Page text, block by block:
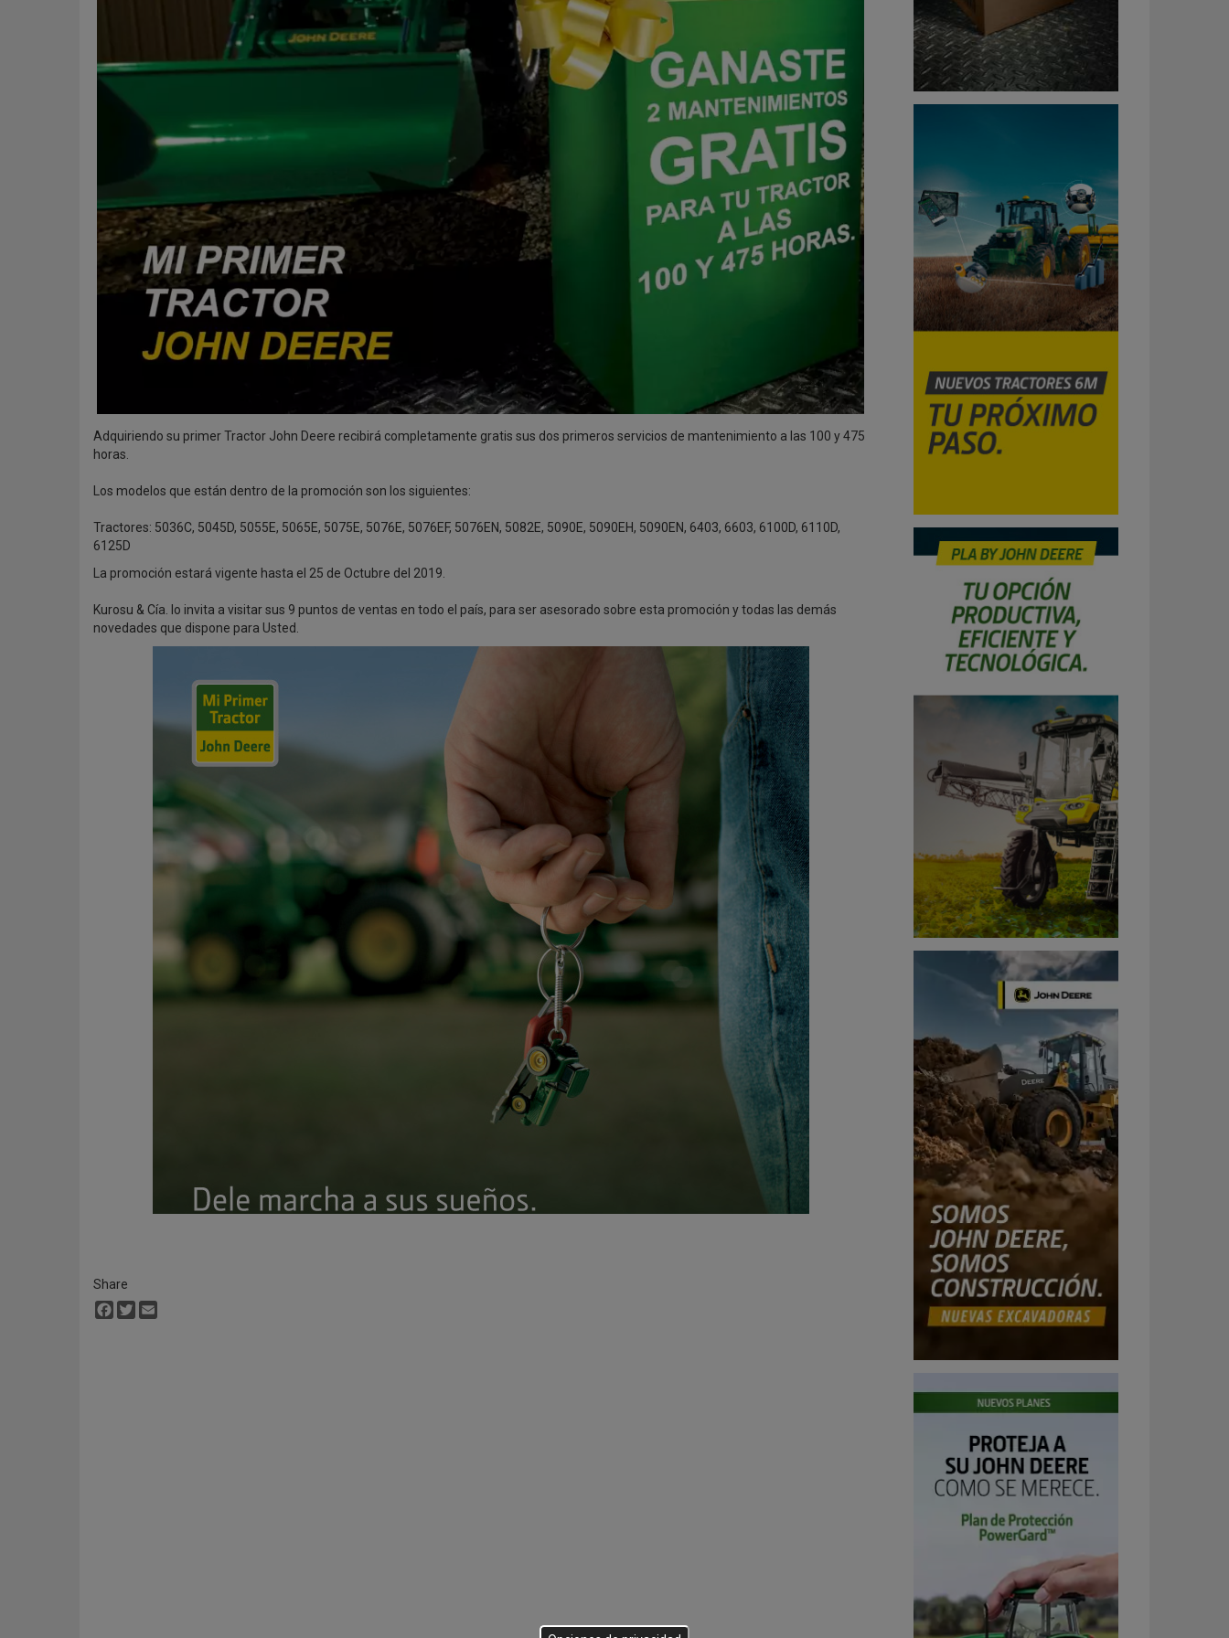
Adquiriendo su primer Tractor John Deere recibirá completamente gratis sus dos primeros servicios de mantenimiento a las 100 y 475
horas.
Los modelos que están dentro de la promoción son los siguientes:
Tractores: 5036C, 5045D, 5055E, 5065E, 5075E, 5076E, 5076EF, 5076EN, 5082E, 5090E, 5090EH, 5090EN, 6403, 6603, 6100D, 6110D,
6125D
La promoción estará vigente hasta el 25 de Octubre del 2019.
Kurosu & Cía. lo invita a visitar sus 9 puntos de ventas en todo el país, para ser asesorado sobre esta promoción y todas las demás
novedades que dispone para Usted.
Share
Facebook
Twitter